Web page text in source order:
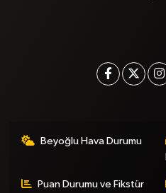
Beyoğlu Hava Durumu
Puan Durumu ve Fikstür